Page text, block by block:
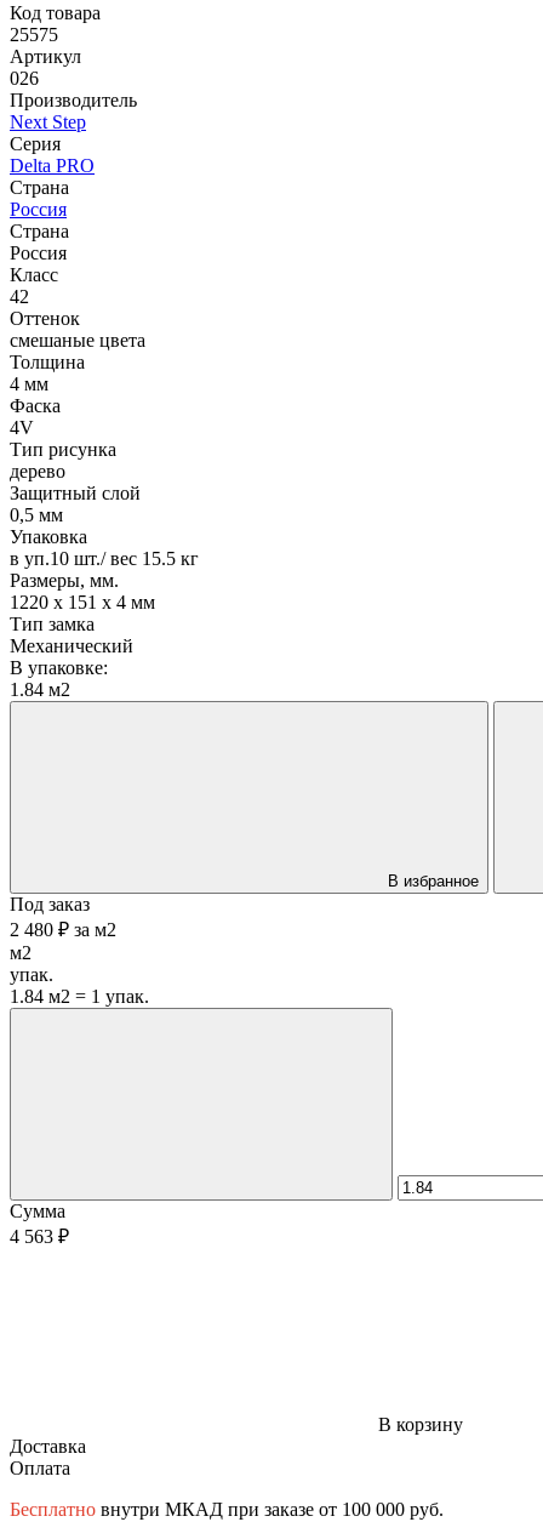
Код товара
25575
Артикул
026
Производитель
Next Step
Серия
Delta PRO
Страна
Россия
Страна
Россия
Класс
42
Оттенок
смешаные цвета
Толщина
4 мм
Фаска
4V
Тип рисунка
дерево
Защитный слой
0,5 мм
Упаковка
в уп.10 шт./ вес 15.5 кг
Размеры, мм.
1220 х 151 х 4 мм
Тип замка
Механический
В упаковке:
1.84 м2
В избранное
Под заказ
2 480 ₽ за м2
м2
упак.
1.84 м2 = 1 упак.
Сумма
4 563 ₽
В корзину
Доставка
Оплата
Бесплатно внутри МКАД при заказе от 100 000 руб.